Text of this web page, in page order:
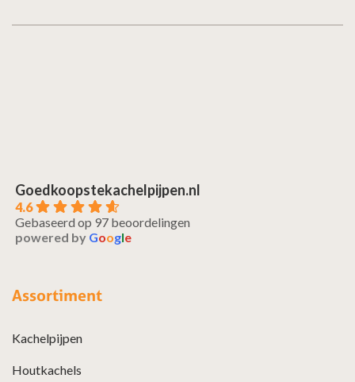
Goedkoopstekachelpijpen.nl
4.6
Gebaseerd op 97 beoordelingen
powered by Google
Assortiment
Kachelpijpen
Houtkachels